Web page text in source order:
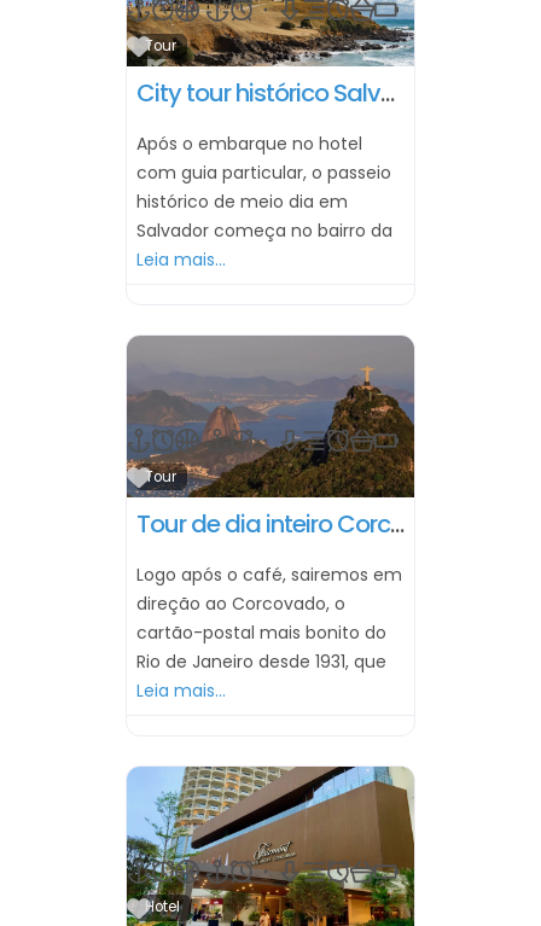
Tour
Marcar como Favorito
City tour histórico Salvador – Meio Dia
Após o embarque no hotel
com guia particular, o passeio
histórico de meio dia em
Salvador começa no bairro da
Leia mais...
Tour
Marcar como Favorito
Tour de dia inteiro Corcovado & Pão de Açucar (sem almoço)
Logo após o café, sairemos em
direção ao Corcovado, o
cartão-postal mais bonito do
Rio de Janeiro desde 1931, que
Leia mais...
Hotel
Marcar como Favorito